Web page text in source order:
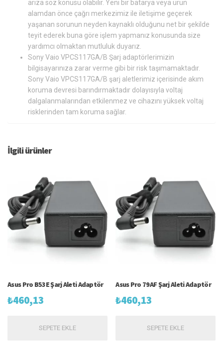
arıza söz konusu olabilir. Yeni bir batarya veya ürün
alamdan önce çağrı merkezimiz ile iletişime geçerek
yaşanan sorunun neyden kaynaklı olduğunu net bir şekilde
teyit ederek buna göre işlem yapmanız konusunda size
yardımcı olmaktan mutluluk duyarız.
Sony Vaio VPCS117GA/B Şarj adaptörlerimizin
bilgisayarınıza zarar verme gibi bir risk taşımamaktadır.
Sony Vaio VPCS117GA/B şarj aletlerimiz içerisinde akım
koruma devresi barındırmaktadır dolayısıyla voltaj
dalgalanmalarından etkilenmez ve cihazını yüksek voltaj
risklerinden tam koruma sağlar.
İlgili ürünler
Asus Pro B53E Şarj Aleti Adaptör
₺460,13
SEPETE EKLE
Asus Pro 79AF Şarj Aleti Adaptör
₺460,13
SEPETE EKLE